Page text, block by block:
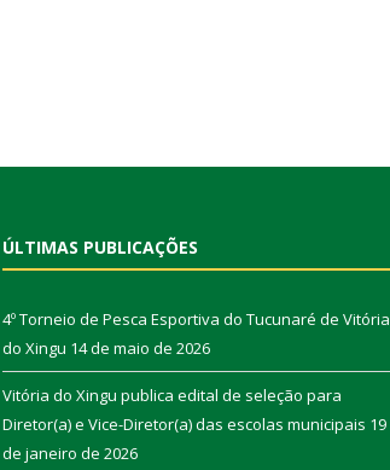
ÚLTIMAS PUBLICAÇÕES
4º Torneio de Pesca Esportiva do Tucunaré de Vitória
do Xingu 14 de maio de 2026
Vitória do Xingu publica edital de seleção para
Diretor(a) e Vice-Diretor(a) das escolas municipais 19
de janeiro de 2026